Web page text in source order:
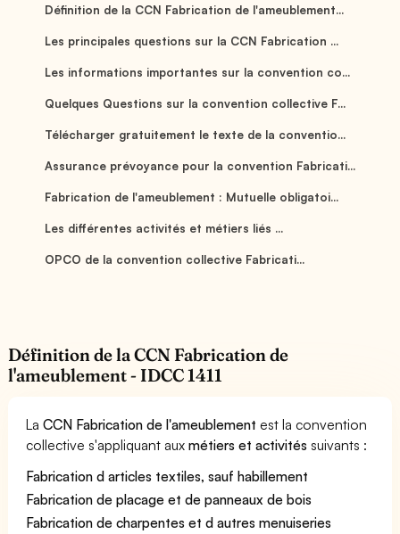
Définition de la CCN Fabrication de l'ameublement...
Les principales questions sur la CCN Fabrication ...
Les informations importantes sur la convention co...
Quelques Questions sur la convention collective F...
Télécharger gratuitement le texte de la conventio...
Assurance prévoyance pour la convention Fabricati...
Fabrication de l'ameublement : Mutuelle obligatoi...
Les différentes activités et métiers liés ...
OPCO de la convention collective Fabricati...
Définition de la CCN Fabrication de
l'ameublement - IDCC 1411
LaCCN Fabrication de l'ameublement est la convention
collective s'appliquant auxmétiers et activités suivants :
Fabrication d articles textiles, sauf habillement
Fabrication de placage et de panneaux de bois
Fabrication de charpentes et d autres menuiseries